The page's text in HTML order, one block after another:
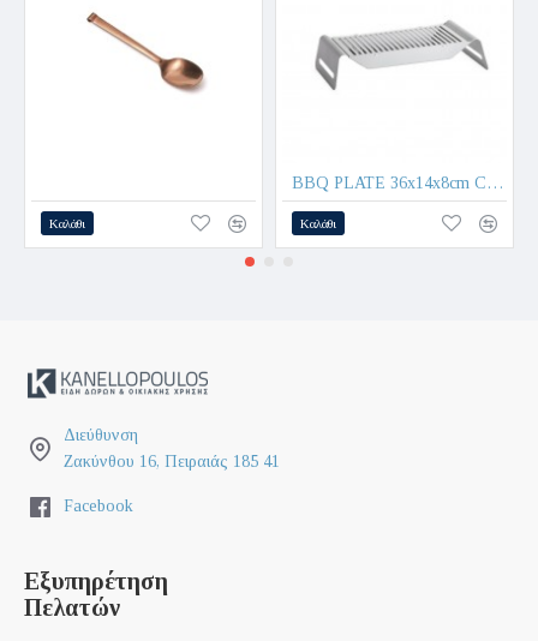
Καλάθι
BBQ PLATE 36x14x8cm CALIU 8685 - COMAS
Καλάθι
Διεύθυνση
Ζακύνθου 16, Πειραιάς 185 41
Facebook
Εξυπηρέτηση
Πελατών